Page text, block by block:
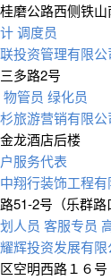
磨公路西侧铁山
调度员
投资管理有限公
多路2号
物管员 绿化员
旅游营销有限公
龙酒店后楼
服务代表
翔行装饰工程有
51-2号（乐群路
人员 客服专员
辉投资发展有限
空明西路１６号